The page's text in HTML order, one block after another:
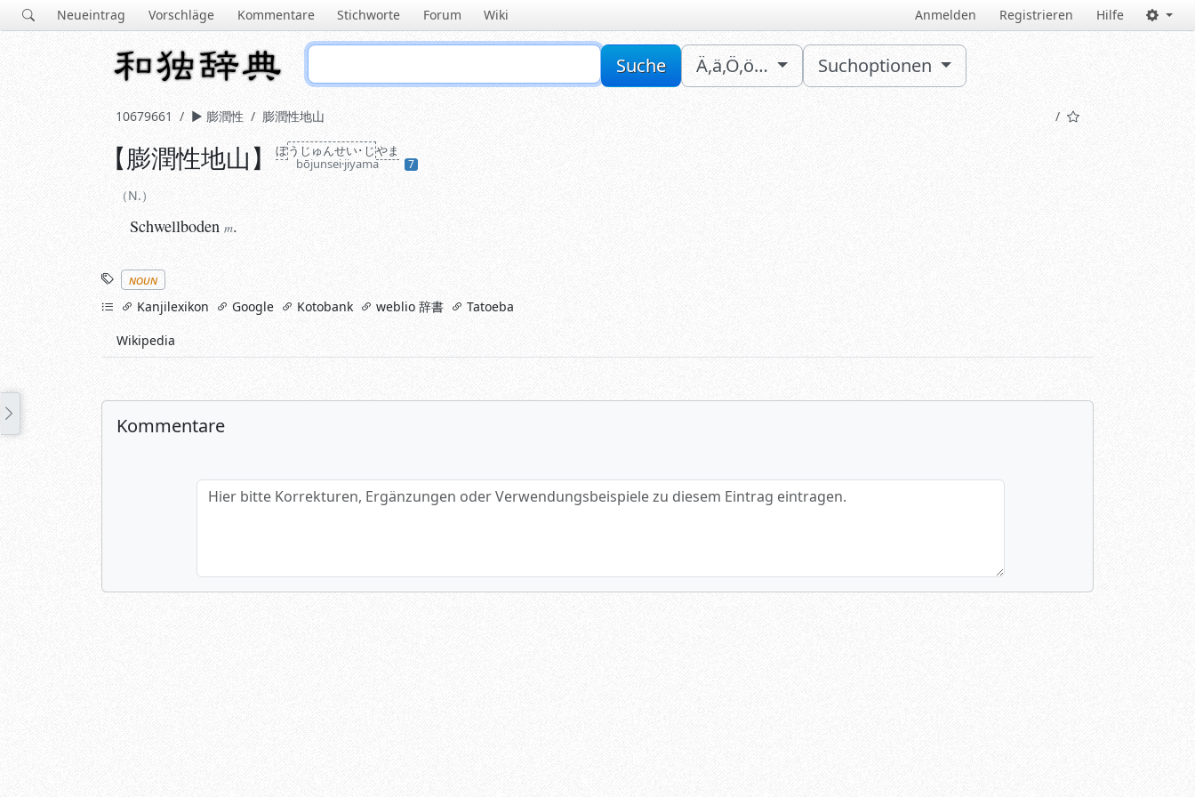
Neueintrag Vorschläge Kommentare Stichworte Forum Wiki Anmelden Registrieren Hilfe
Suche Ä,ä,Ö,ö… Suchoptionen
10679661 膨潤性 膨潤性地山
N.
Schwellboden
【膨潤性地山】 ぼう じゅんせい･じやま
bōjunsei·jiyama
7
N.
Schwellboden m.
Stichworte
noun
linksKanjilexikon Google Kotobank weblio 辞書
Tatoeba
Wikipedia
Kommentare
Hier bitte Korrekturen, Ergänzungen oder Verwendungsbeispiele zu diesem Eintrag eintragen.